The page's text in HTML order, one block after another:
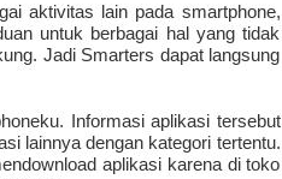
aktivitas lain pada smartphone,
untuk berbagai hal yang tidak
Jadi Smarters dapat langsung
Informasi aplikasi tersebut
lainnya dengan kategori tertentu.
aplikasi karena di toko